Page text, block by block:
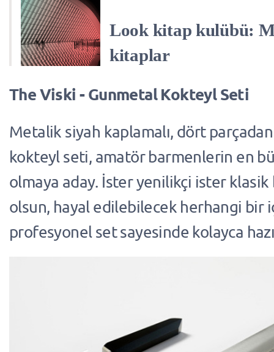
Look kitap kulübü:
kitaplar
The Viski - Gunmetal Kokteyl Seti
Metalik siyah kaplamalı, dört
kokteyl seti, amatör barmenlerin en
olmaya aday. İster yenilikçi ister
olsun, hayal edilebilecek herhangi bir
profesyonel set sayesinde kolayca